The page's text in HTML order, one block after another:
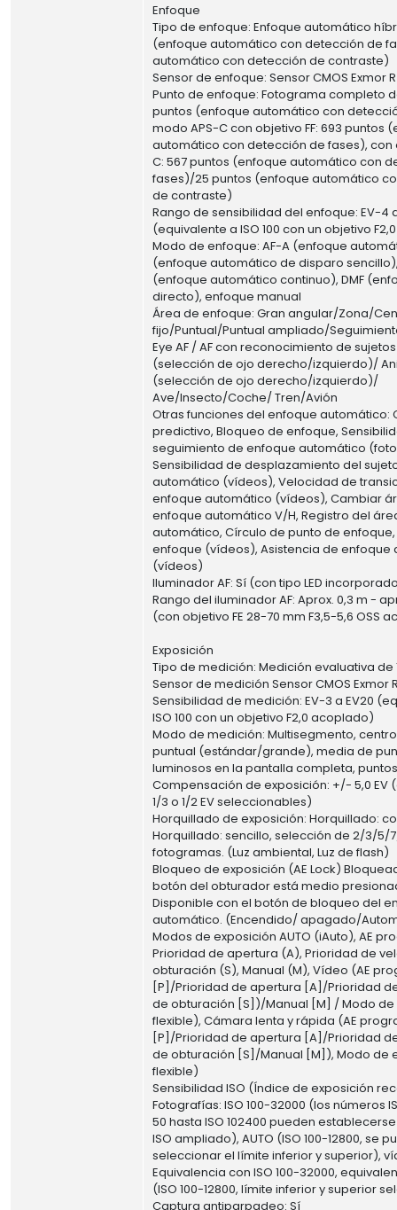
Enfoque
Tipo de enfoque: Enfoque automático
(enfoque automático con detección de
automático con detección de contraste)
Sensor de enfoque: Sensor CMOS Exmor R
Punto de enfoque: Fotograma completo
puntos (enfoque automático con
modo APS-C con objetivo FF: 693 puntos
automático con detección de fases), con
C: 567 puntos (enfoque automático con
fases)/25 puntos (enfoque automático
de contraste)
Rango de sensibilidad del enfoque: EV-4
(equivalente a ISO 100 con un objetivo
Modo de enfoque: AF-A (enfoque
(enfoque automático de disparo
(enfoque automático continuo), DMF
directo), enfoque manual
Área de enfoque: Gran angular/Zona/
fijo/Puntual/Puntual ampliado/
Eye AF / AF con reconocimiento de
(selección de ojo derecho/izquierdo)/
(selección de ojo derecho/izquierdo)/
Ave/Insecto/Coche/ Tren/Avión
Otras funciones del enfoque automático:
predictivo, Bloqueo de enfoque,
seguimiento de enfoque automático
Sensibilidad de desplazamiento del
automático (vídeos), Velocidad de
enfoque automático (vídeos), Cambiar
enfoque automático V/H, Registro del
automático, Círculo de punto de
enfoque (vídeos), Asistencia de enfoque
(vídeos)
Iluminador AF: Sí (con tipo LED
Rango del iluminador AF: Aprox. 0,3 m -
(con objetivo FE 28-70 mm F3,5-5,6 OSS
Exposición
Tipo de medición: Medición evaluativa de
Sensor de medición Sensor CMOS Exmor
Sensibilidad de medición: EV-3 a EV20
ISO 100 con un objetivo F2,0 acoplado)
Modo de medición: Multisegmento,
puntual (estándar/grande), media de
luminosos en la pantalla completa,
Compensación de exposición: +/- 5,0 EV
1/3 o 1/2 EV seleccionables)
Horquillado de exposición: Horquillado:
Horquillado: sencillo, selección de 2/3/5/
fotogramas. (Luz ambiental, Luz de flash)
Bloqueo de exposición (AE Lock)
botón del obturador está medio
Disponible con el botón de bloqueo del
automático. (Encendido/ apagado/
Modos de exposición AUTO (iAuto), AE
Prioridad de apertura (A), Prioridad de
obturación (S), Manual (M), Vídeo (AE
[P]/Prioridad de apertura [A]/Prioridad
de obturación [S])/Manual [M] / Modo de
flexible), Cámara lenta y rápida (AE
[P]/Prioridad de apertura [A]/Prioridad
de obturación [S]/Manual [M]), Modo de
flexible)
Sensibilidad ISO (Índice de exposición
Fotografías: ISO 100-32000 (los números
50 hasta ISO 102400 pueden
ISO ampliado), AUTO (ISO 100-12800, se
seleccionar el límite inferior y superior),
Equivalencia con ISO 100-32000,
(ISO 100-12800, límite inferior y superior
Captura antiparpadeo: Sí